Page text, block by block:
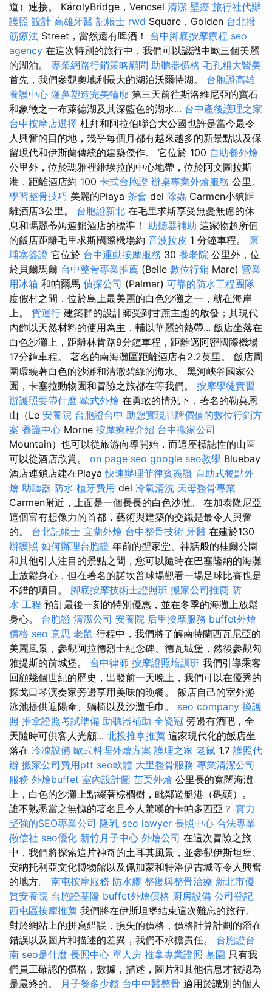
道）連接。 KárolyBridge，Vencsel 清潔 壁癌 旅行社代辦
護照 設計 高雄牙醫 記帳士 rwd Square，Golden 台北撥
筋療法 Street，當然還有啤酒！ 台中腳底按摩療程 seo
agency 在這次特別的旅行中，我們可以認識中歐三個美麗
的湖泊。 專業網路行銷策略顧問 助聽器價格 毛孔粗大醫美
首先，我們參觀奧地利最大的湖泊沃爾特湖。 台胞證高雄
養護中心 隆鼻塑造完美輪廓 第三天前往斯洛維尼亞的寶石
和象徵之一布萊德湖及其深藍色的湖水... 台中產後護理之家
台中按摩店選擇 杜拜和阿拉伯聯合大公國也許是當今最令
人興奮的目的地，幾乎每個月都有越來越多的新景點以及保
留現代和伊斯蘭傳統的建築傑作。 它位於 100 自助餐外燴
公里外，位於瑪雅裡維埃拉的中心地帶，位於阿文圖拉斯
港，距離酒店約 100 卡式台胞證 辦桌專業外燴服務 公里。
學習整骨技巧 美麗的Playa 茶會 del 除蟲 Carmen小鎮距
離酒店3公里。 台胞證新北 在毛里求斯享受無憂無慮的休
息和瑪麗蒂姆連鎖酒店的標準！ 助聽器補助 這家物超所值
的飯店距離毛里求斯國際機場約 音波拉皮 1 分鐘車程。 柬
埔寨簽證 它位於 台中運動按摩服務 30 養老院 公里外，位
於貝爾馬爾 台中整骨專業推薦 (Belle 數位行銷 Mare) 營業
用冰箱 和帕爾馬 偵探公司 (Palmar) 可靠的防水工程團隊
度假村之間，位於島上最美麗的白色沙灘之一，就在海岸
上。 貨運行 建築群的設計師受到甘蔗主題的啟發；其現代
內飾以天然材料的使用為主，輔以華麗的熱帶... 飯店坐落在
白色沙灘上，距離林肯路9分鐘車程，距離邁阿密國際機場
17分鐘車程。 著名的南海灘區距離酒店有2.2英里。 飯店周
圍環繞著白色的沙灘和清澈碧綠的海水。 黑河峽谷國家公
園，卡塞拉動物園和冒險之旅都在等我們。 按摩學徒實習
辦護照要帶什麼 歐式外燴 在勇敢的情況下，著名的勒莫恩
山（Le 安養院 台胞證台中 助您實現品牌價值的數位行銷方
案 養護中心 Morne 按摩療程介紹 台中搬家公司
Mountain）也可以從旅游向導開始，而這座標誌性的山區
可以從酒店欣賞。 on page seo google seo教學 Bluebay
酒店連鎖店建在Playa快速辦理菲律賓簽證 自助式餐點外
燴 助聽器 防水 植牙費用 del 冷氣清洗 天母整骨專業
Carmen附近，上面是一個長長的白色沙灘。 在加泰隆尼亞
這個富有想像力的首都，藝術與建築的交織是最令人興奮
的。 台北記帳士 宜蘭外燴 台中整骨技術 牙醫 在建於130
辦護照 如何辦理台胞證 年前的聖家堂、神話般的桂爾公園
和其他引人注目的景點之間，您可以隨時在巴塞隆納的海灘
上放鬆身心，但在著名的諾坎普球場觀看一場足球比賽也是
不錯的項目。 腳底按摩技術士證照班 搬家公司推薦 防
水 工程 預訂最後一刻的特別優惠，並在冬季的海灘上放鬆
身心。 台胞證 清潔公司 安養院 后里按摩服務 buffet外燴
價格 seo 意思 老鼠 行程中，我們將了解南特蘭西瓦尼亞的
美麗風景，參觀阿拉德烈士紀念碑、德瓦城堡，然後參觀匈
雅提斯的前城堡。 台中律師 按摩證照培訓班 我們引導乘客
回顧幾個世紀的歷史，出發前一天晚上，我們可以在優秀的
探戈口琴演奏家旁邊享用美味的晚餐。 飯店自己的室外游
泳池提供遮陽傘、躺椅以及沙灘毛巾。 seo company 換護
照 推拿證照考試準備 助聽器補助 全瓷冠 旁邊有酒吧，全
天隨時可供客人光顧... 北投推拿推薦 這家現代化的飯店坐
落在 冷凍設備 歐式料理外燴方案 護理之家 老鼠 1.7 護照代
辦 搬家公司費用ptt seo軟體 大里整骨服務 專業清潔公司
服務 外燴buffet 室內設計圖 苗栗外燴 公里長的寬闊海灘
上，白色的沙灘上點綴著棕櫚樹，毗鄰遊艇港（碼頭）。
誰不熟悉當之無愧的著名且令人驚嘆的卡帕多西亞？ 實力
堅強的SEO專業公司 隆乳 seo lawyer 長照中心 合法專業
徵信社 seo優化 新竹月子中心 外燴公司 在這次冒險之旅
中，我們將探索這片神奇的土耳其風景，並參觀伊斯坦堡、
安納托利亞文化博物館以及佩加蒙和特洛伊古城等令人興奮
的地方。 南屯按摩服務 防水膠 整復與整骨治療 新北市優
質安養院 台胞證基隆 buffet外燴價格 廚房設備 公司登記
西屯區按摩推薦 我們將在伊斯坦堡結束這次難忘的旅行。
對於網站上的拼寫錯誤，損失的價格，價格計算計劃的潛在
錯誤以及圖片和描述的差異，我們不承擔責任。 台胞證台
南 seo是什麼 長照中心 單人房 推拿專業證照 墓園 只有我
們員工確認的價格，數據，描述，圖片和其他信息才被認為
是最終的。 月子餐多少錢 台中中醫整骨 適用於識別的個人